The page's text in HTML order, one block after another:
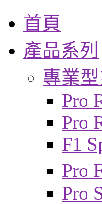
首頁
產品系列
專業型
Pro
Pro
F1
Pro
Pro